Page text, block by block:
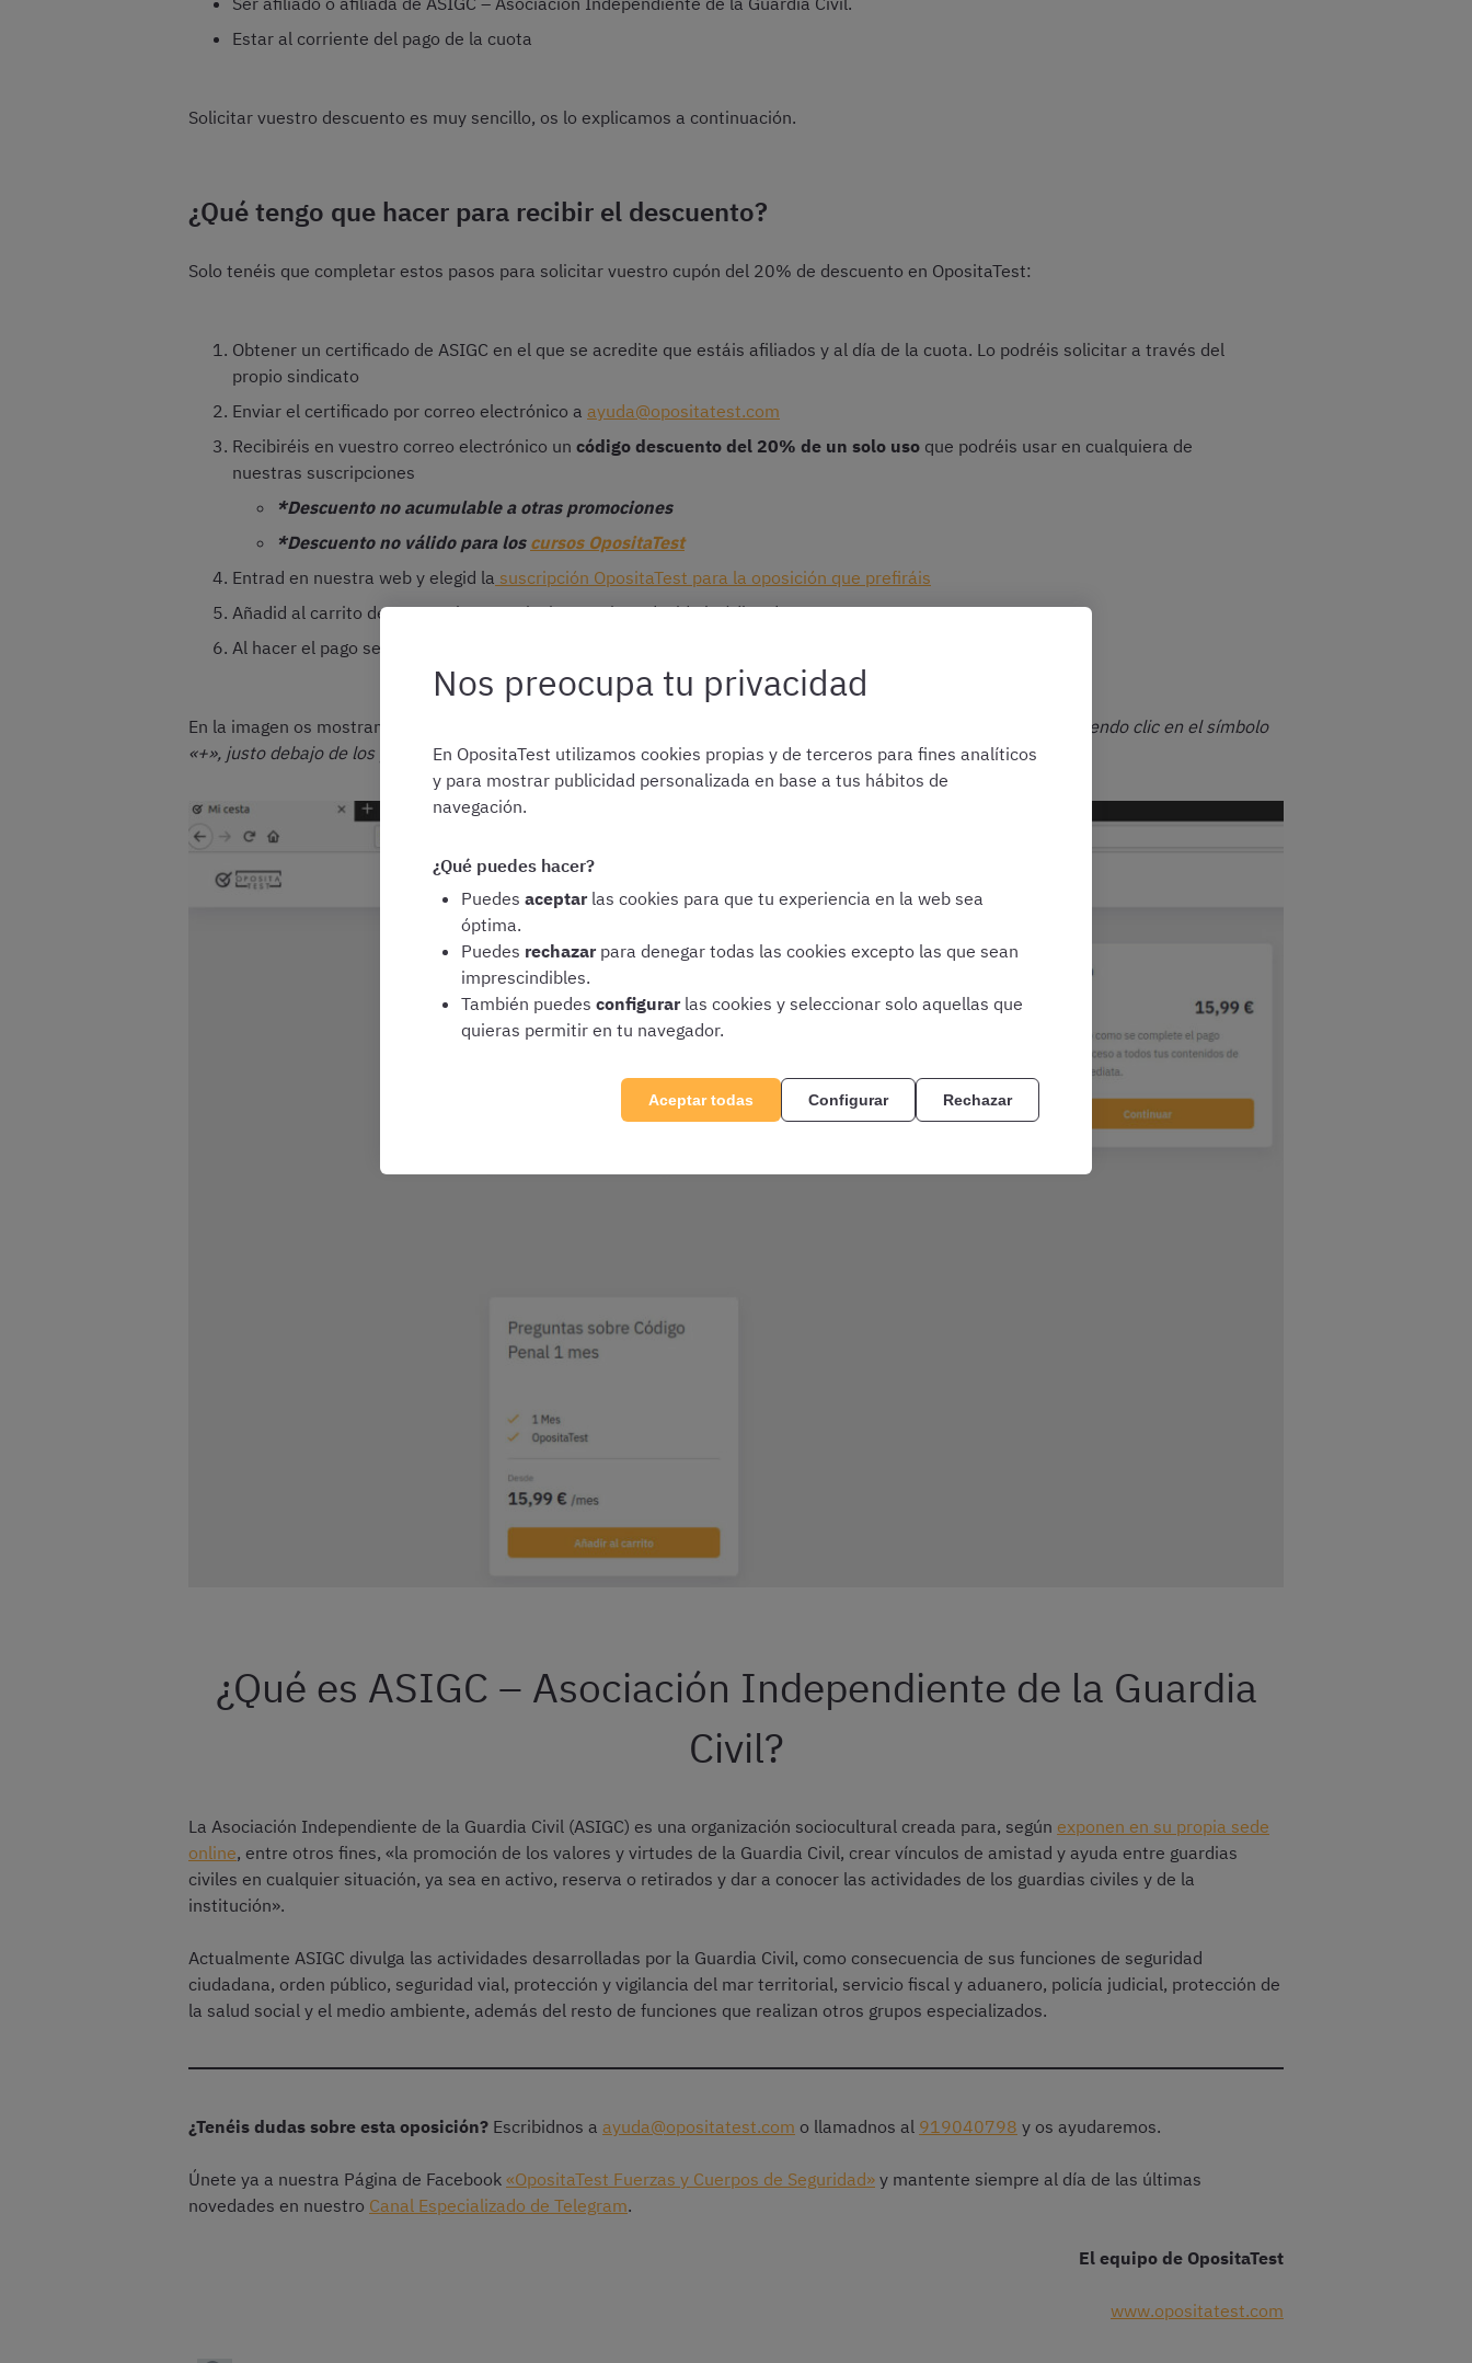
Estar al corriente del pago de la cuota
Solicitar vuestro descuento es muy sencillo, os lo explicamos a continuación.
¿Qué tengo que hacer para recibir el descuento?
Solo tenéis que completar estos pasos para solicitar vuestro cupón del 20% de descuento en OpositaTest:
Obtener un certificado de ASIGC en el que se acredite que estáis afiliados y al día de la cuota. Lo podréis solicitar a través del
propio sindicato
Enviar el certificado por correo electrónico a ayuda@opositatest.com
Recibiréis en vuestro correo electrónico un código descuento del 20% de un solo uso que podréis usar en cualquiera de
nuestras suscripciones
*Descuento no acumulable a otras promociones
*Descuento no válido para los cursos OpositaTest
Entrad en nuestra web y elegid la suscripción OpositaTest para la oposición que prefiráis
Añadid al carrito de compra las suscripciones e introducid el código descuento
Al hacer el pago se aplicará el descuento de forma automática
En la imagen os mostramos el recuadro donde debéis introducir el código promocional.
Recordad desplegarlo haciendo clic en el símbolo
«+», justo debajo de los productos incluidos en la cesta.
¿Qué es ASIGC – Asociación Independiente de la Guardia
Civil?
La Asociación Independiente de la Guardia Civil (ASIGC) es una organización sociocultural creada para, según exponen en su propia sede
online, entre otros fines, «la promoción de los valores y virtudes de la Guardia Civil, crear vínculos de amistad y ayuda entre guardias
civiles en cualquier situación, ya sea en activo, reserva o retirados y dar a conocer las actividades de los guardias civiles y de la
institución».
Actualmente ASIGC divulga las actividades desarrolladas por la Guardia Civil, como consecuencia de sus funciones de seguridad
ciudadana, orden público, seguridad vial, protección y vigilancia del mar territorial, servicio fiscal y aduanero, policía judicial, protección de
la salud social y el medio ambiente, además del resto de funciones que realizan otros grupos especializados.
¿Tenéis dudas sobre esta oposición? Escribidnos a ayuda@opositatest.com o llamadnos al 919040798 y os ayudaremos.
Únete ya a nuestra Página de Facebook «OpositaTest Fuerzas y Cuerpos de Seguridad» y mantente siempre al día de las últimas
novedades en nuestro Canal Especializado de Telegram.
El equipo de OpositaTest
www.opositatest.com
Nos preocupa tu privacidad
En OpositaTest utilizamos cookies propias y de terceros para fines analíticos
y para mostrar publicidad personalizada en base a tus hábitos de
navegación.
¿Qué puedes hacer?
Puedes aceptar las cookies para que tu experiencia en la web sea
óptima.
Puedes rechazar para denegar todas las cookies excepto las que sean
imprescindibles.
También puedes configurar las cookies y seleccionar solo aquellas que
quieras permitir en tu navegador.
Aceptar todas Configurar Rechazar